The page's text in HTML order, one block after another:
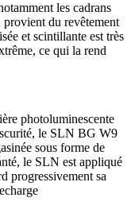
les cadrans
provient du revêtement
et scintillante est très
ce qui la rend
photoluminescente
le SLN BG W9
sous forme de
le SLN est appliqué
progressivement sa